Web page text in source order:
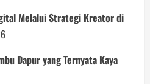
Melalui Strategi Kreator di
Dapur yang Ternyata Kaya